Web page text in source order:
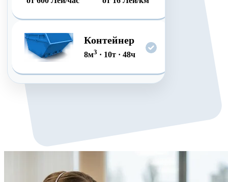
Контейнер
8м3 · 10т· 48ч